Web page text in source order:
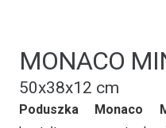
MONACO
50x38x12 cm
Poduszka Monaco